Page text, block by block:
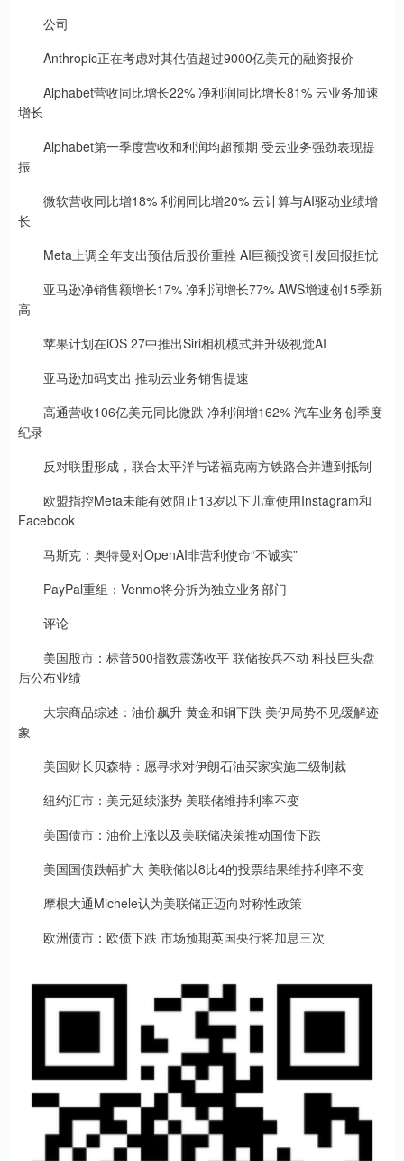
公司
Anthropic正在考虑对其估值超过9000亿美元的融资报价
Alphabet营收同比增长22% 净利润同比增长81% 云业务加速
增长
Alphabet第一季度营收和利润均超预期 受云业务强劲表现提
振
微软营收同比增18% 利润同比增20% 云计算与AI驱动业绩增
长
Meta上调全年支出预估后股价重挫 AI巨额投资引发回报担忧
亚马逊净销售额增长17% 净利润增长77% AWS增速创15季新
高
苹果计划在iOS 27中推出Siri相机模式并升级视觉AI
亚马逊加码支出 推动云业务销售提速
高通营收106亿美元同比微跌 净利润增162% 汽车业务创季度
纪录
反对联盟形成，联合太平洋与诺福克南方铁路合并遭到抵制
欧盟指控Meta未能有效阻止13岁以下儿童使用Instagram和
Facebook
马斯克：奥特曼对OpenAI非营利使命“不诚实”
PayPal重组：Venmo将分拆为独立业务部门
评论
美国股市：标普500指数震荡收平 联储按兵不动 科技巨头盘
后公布业绩
大宗商品综述：油价飙升 黄金和铜下跌 美伊局势不见缓解迹
象
美国财长贝森特：愿寻求对伊朗石油买家实施二级制裁
纽约汇市：美元延续涨势 美联储维持利率不变
美国债市：油价上涨以及美联储决策推动国债下跌
美国国债跌幅扩大 美联储以8比4的投票结果维持利率不变
摩根大通Michele认为美联储正迈向对称性政策
欧洲债市：欧债下跌 市场预期英国央行将加息三次